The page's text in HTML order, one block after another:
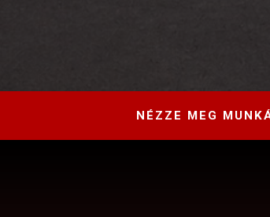
NÉZZE MEG